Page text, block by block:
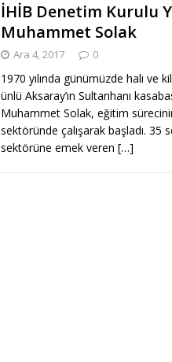
İHİB Denetim Kurulu
Muhammet Solak
Ara 4, 2017 0
1970 yılında günümüzde halı ve
ünlü Aksaray’ın Sultanhanı
Muhammet Solak, eğitim
sektöründe çalışarak başladı. 35
sektörüne emek veren […]